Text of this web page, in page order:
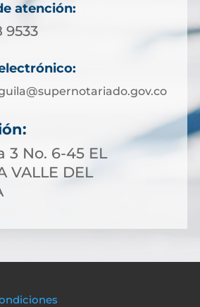
atención:
9533
3 No. 6-45 EL
VALLE DEL